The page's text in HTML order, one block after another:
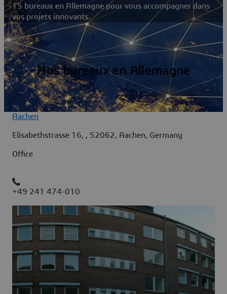
15 bureaux en Allemagne pour vous accompagner dans
vos projets innovants.
Nos bureaux en Allemagne
Aachen
Elisabethstrasse 16, , 52062, Aachen, Germany
Office
+49 241 474-010